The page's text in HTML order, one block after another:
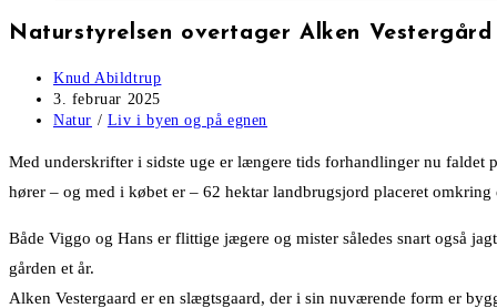
Naturstyrelsen overtager Alken Vestergård
Post
author:
Knud Abildtrup
Post
published:
3. februar 2025
Post
Natur / Liv i byen og på egnen
Med underskrifter i sidste uge er længere tids forhandlinger nu faldet
hører – og med i købet er – 62 hektar landbrugsjord placeret
Både Viggo og Hans er flittige jægere og mister således snart også
gården et år.
Alken Vestergaard er en slægtsgaard, der i sin nuværende form er